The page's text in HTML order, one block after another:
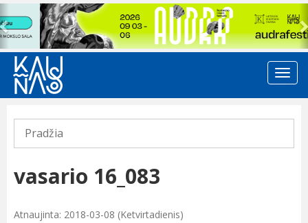
Previous
Pradžia
vasario 16_083
Atnaujinta: 2018-03-08 (Ketvirtadienis)